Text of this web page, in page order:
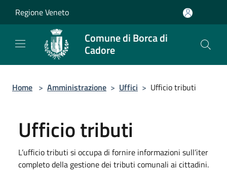
Regione Veneto
Comune di Borca di
Cadore
Home > Amministrazione > Uffici > Ufficio tributi
Ufficio tributi
L’ufficio tributi si occupa di fornire informazioni sull’iter
completo della gestione dei tributi comunali ai cittadini.